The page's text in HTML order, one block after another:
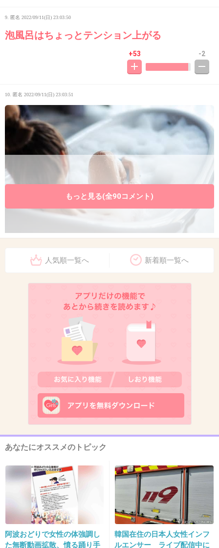
9. 匿名 2022/09/11(日) 23:03:50
泡風呂はちょっとテンション上がる
+53 -2
10. 匿名 2022/09/11(日) 23:03:51
+26
風呂場でうんこしました。
2022/09/11(日) 23:04:43
+22 -2
2022/09/11(日) 23:04:44
トリートメント用のコーム
1件の返信
+61 -0
もっと見る(全90コメント)
人気順一覧へ 新着順一覧へ
あなたにオススメのトピック
阿波おどりで女性の体強調し
た無断動画拡散、憤る踊り手
韓国在住の日本人女性インフ
ルエンサー ライブ配信中に